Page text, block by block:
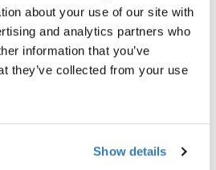
about your use of our site with
and analytics partners who
information that you’ve
they’ve collected from your use
Show details
в Хиллерсторпе (Швеция) мы
жесточайшим
и крепятся к
надежно и безопасно.